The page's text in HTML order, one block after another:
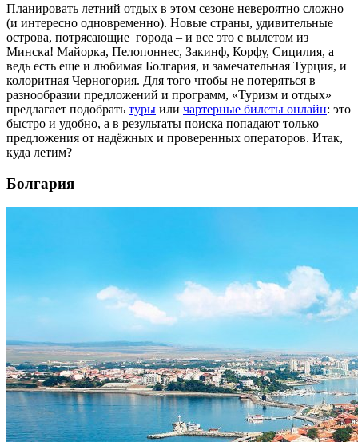
Планировать летний отдых в этом сезоне невероятно сложно
(и интересно одновременно). Новые страны, удивительные
острова, потрясающие города – и все это с вылетом из
Минска! Майорка, Пелопоннес, Закинф, Корфу, Сицилия, а
ведь есть еще и любимая Болгария, и замечательная Турция, и
колоритная Черногория. Для того чтобы не потеряться в
разнообразии предложений и программ, «Туризм и отдых»
предлагает подобрать туры или чартерные билеты онлайн: это
быстро и удобно, а в результаты поиска попадают только
предложения от надёжных и проверенных операторов. Итак,
куда летим?
Болгария